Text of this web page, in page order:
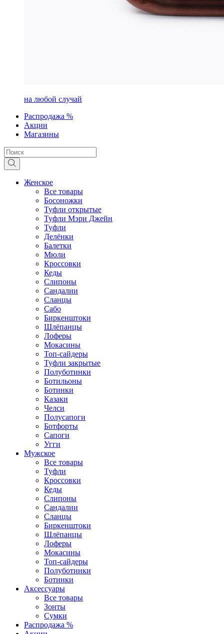
на любой случай
Распродажа %
Акции
Магазины
Женское
Все товары
Босоножки
Туфли открытые
Туфли Мэри Джейн
Туфли
Делёнки
Балетки
Мюли
Кроссовки
Кеды
Слипоны
Сандалии
Сланцы
Сабо
Биркенштоки
Шлёпанцы
Лоферы
Мокасины
Топ-сайдеры
Туфли закрытые
Полуботинки
Ботильоны
Ботинки
Казаки
Челси
Полусапоги
Ботфорты
Сапоги
Угги
Мужское
Все товары
Туфли
Кроссовки
Кеды
Слипоны
Сандалии
Сланцы
Биркенштоки
Шлёпанцы
Лоферы
Мокасины
Топ-сайдеры
Полуботинки
Ботинки
Аксессуары
Все товары
Зонты
Сумки
Распродажа %